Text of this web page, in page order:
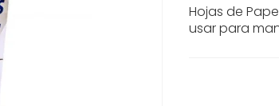
Hojas de
usar para